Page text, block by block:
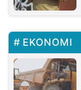
EKONOMI